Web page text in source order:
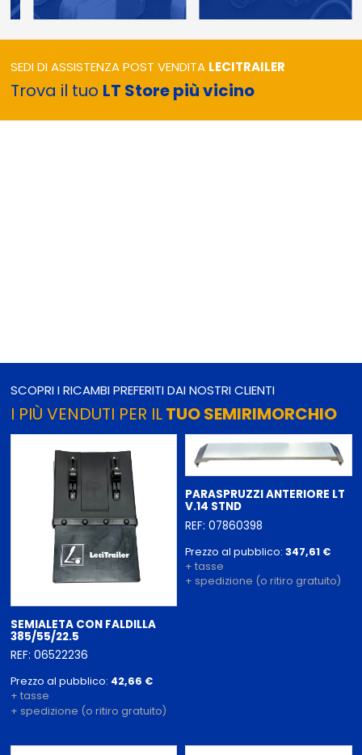
SEDI DI ASSISTENZA POST VENDITA LECITRAILER
Trova il tuo LT Store più vicino
SCOPRI I RICAMBI PREFERITI DAI NOSTRI CLIENTI
I PIÙ VENDUTI PER ILTUO SEMIRIMORCHIO
SEMIALETA CON FALDILLA
385/55/22.5
REF: 06522236
Prezzo al pubblico: 42,66 €
+ tasse
+ spedizione (o ritiro gratuito)
PARASPRUZZI ANTERIORE LT
V.14 STND
REF: 07860398
Prezzo al pubblico: 347,61 €
+ tasse
+ spedizione (o ritiro gratuito)